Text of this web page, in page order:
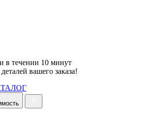
в течении 10 минут
вашего заказа!